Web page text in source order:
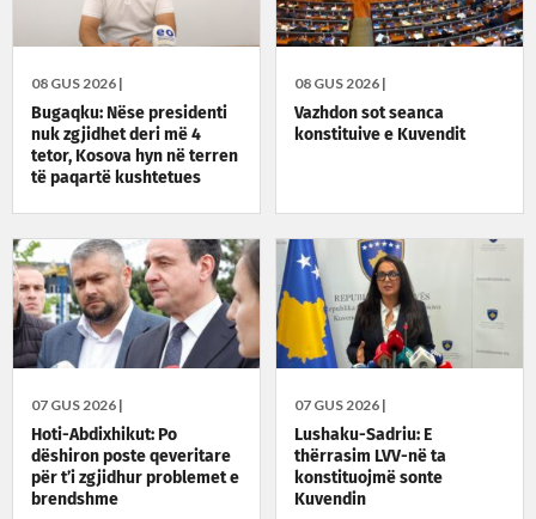
08 GUS 2026 |
Bugaqku: Nëse presidenti
nuk zgjidhet deri më 4
tetor, Kosova hyn në terren
të paqartë kushtetues
08 GUS 2026 |
Vazhdon sot seanca
konstituive e Kuvendit
07 GUS 2026 |
Hoti-Abdixhikut: Po
dëshiron poste qeveritare
për t’i zgjidhur problemet e
brendshme
07 GUS 2026 |
Lushaku-Sadriu: E
thërrasim LVV-në ta
konstituojmë sonte
Kuvendin